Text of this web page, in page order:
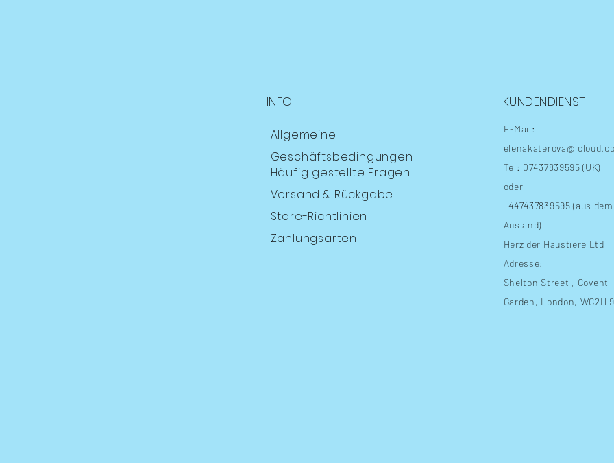
INFO
Allgemeine
Geschäftsbedingungen
Häufig gestellte Fragen
Versand & Rückgabe
Store-Richtlinien
Zahlungsarten
KUNDENDIENST
E-Mail:
Tel: 07437839595 (UK)
oder
+447437839595 (aus dem
Ausland)
Herz der Haustiere Ltd
Adresse:
Shelton Street , Covent
Garden, London, WC2H